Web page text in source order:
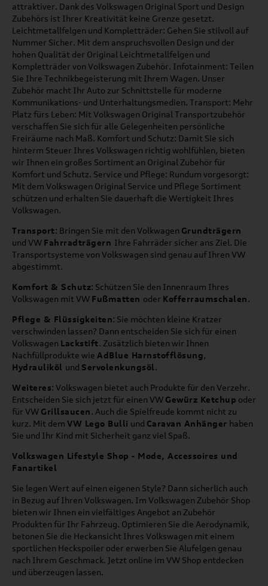
attraktiver. Dank des Volkswagen Original Sport und Design
Zubehörs ist Ihrer Kreativität keine Grenze gesetzt.
Leichtmetallfelgen und Kompletträder: Gehen Sie stilvoll auf
Nummer Sicher. Mit dem anspruchsvollen Design und der
hohen Qualität der Original Leichtmetallfelgen und
Kompletträder von Volkswagen Zubehör. Infotainment: Teilen
Sie Ihre Technikbegeisterung mit Ihrem Wagen. Unser
Zubehör macht Ihr Auto zur Schnittstelle für moderne
Kommunikations- und Unterhaltungsmedien. Transport: Mehr
Platz fürs Leben: Mit Volkswagen Original Transportzubehör
verschaffen Sie sich für alle Gelegenheiten persönliche
Freiräume nach Maß. Komfort und Schutz: Damit Sie sich
hinterm Steuer Ihres Volkswagen richtig wohlfühlen, bieten
wir Ihnen ein großes Sortiment an Original Zubehör für
Komfort und Schutz. Service und Pflege: Rundum vorgesorgt:
Mit dem Volkswagen Original Service und Pflege Sortiment
schützen und erhalten Sie dauerhaft die Wertigkeit Ihres
Volkswagen.
Transport: Bringen Sie mit den Volkwagen Grundträgern
und VW Fahrradträgern Ihre Fahrräder sicher ans Ziel. Die
Transportsysteme von Volkswagen sind genau auf Ihren VW
abgestimmt.
Komfort & Schutz: Schützen Sie den Innenraum Ihres
Volkswagen mit VW Fußmatten oder Kofferraumschalen.
Pflege & Flüssigkeiten: Sie möchten kleine Kratzer
verschwinden lassen? Dann entscheiden Sie sich für einen
Volkswagen Lackstift. Zusätzlich bieten wir Ihnen
Nachfüllprodukte wie AdBlue Harnstofflösung,
Hydrauliköl und Servolenkungsöl.
Weiteres: Volkswagen bietet auch Produkte für den Verzehr.
Entscheiden Sie sich jetzt für einen VW Gewürz Ketchup oder
für VW Grillsaucen. Auch die Spielfreude kommt nicht zu
kurz. Mit dem VW Lego Bulli und Caravan Anhänger haben
Sie und Ihr Kind mit Sicherheit ganz viel Spaß.
Volkswagen Lifestyle Shop - Mode, Accessoires und
Fanartikel
Sie legen Wert auf einen eigenen Style? Dann sicherlich auch
in Bezug auf Ihren Volkswagen. Im Volkswagen Zubehör Shop
bieten wir Ihnen ein vielfältiges Angebot an Zubehör
Produkten für Ihr Fahrzeug. Optimieren Sie die Aerodynamik,
betonen Sie die Heckansicht Ihres Volkswagen mit einem
sportlichen Heckspoiler oder erwerben Sie Alufelgen genau
nach Ihrem Geschmack. Jetzt online im VW Shop entdecken
und überzeugen lassen.